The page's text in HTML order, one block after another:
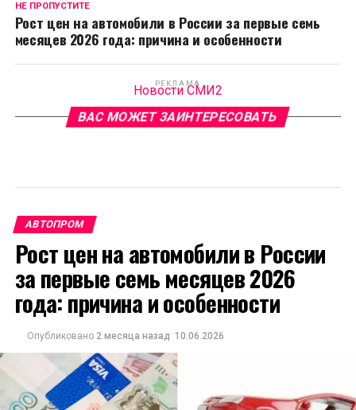
НЕ ПРОПУСТИТЕ
Рост цен на автомобили в России за первые семь
месяцев 2026 года: причина и особенности
РЕКЛАМА
Новости СМИ2
ВАС МОЖЕТ ЗАИНТЕРЕСОВАТЬ
АВТОПРОМ
Рост цен на автомобили в России
за первые семь месяцев 2026
года: причина и особенности
Опубликовано 2 месяца назад 10.06.2026